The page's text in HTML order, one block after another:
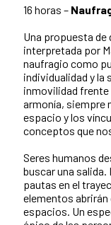
16 horas –
Una propuesta
interpretada por
naufragio como
individualidad y la
inmovilidad frente
armonía, siempre
espacio y los
conceptos que
Seres humanos
buscar una salida.
pautas en el
elementos
espacios. Un